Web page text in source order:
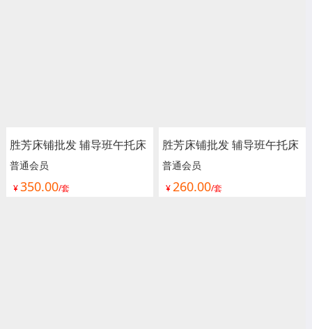
胜芳床铺批发 辅导班午托床
铁艺床 儿童拼接床 婴儿床
边加宽床护栏 可升降儿童床
普通会员
¥350.00/套
胜芳床铺批发 辅导班午托床
铁艺床 儿童拼接床 婴儿床
边加宽床护栏 可升降儿童床
普通会员
¥260.00/套